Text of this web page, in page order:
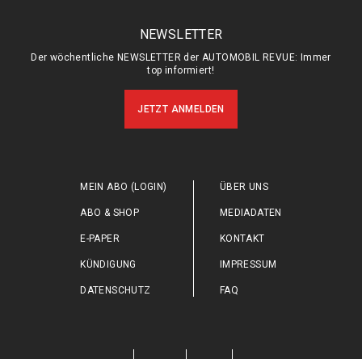
NEWSLETTER
Der wöchentliche NEWSLETTER der AUTOMOBIL REVUE: Immer
top informiert!
JETZT ANMELDEN
MEIN ABO (LOGIN)
ABO & SHOP
E-PAPER
KÜNDIGUNG
DATENSCHUTZ
ÜBER UNS
MEDIADATEN
KONTAKT
IMPRESSUM
FAQ